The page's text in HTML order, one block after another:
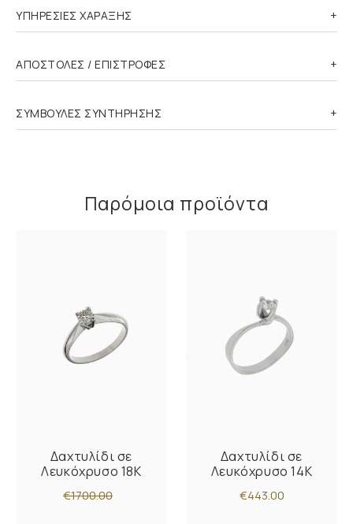
ΥΠΗΡΕΣΙΕΣ ΧΑΡΑΞΗΣ
ΑΠΟΣΤΟΛΕΣ / ΕΠΙΣΤΡΟΦΕΣ
ΣΥΜΒΟΥΛΕΣ ΣΥΝΤΗΡΗΣΗΣ
Παρόμοια προϊόντα
Δαχτυλίδι σε
Λευκόχρυσο 18K
€1700.00
Δαχτυλίδι σε
Λευκόχρυσο 14K
€443.00